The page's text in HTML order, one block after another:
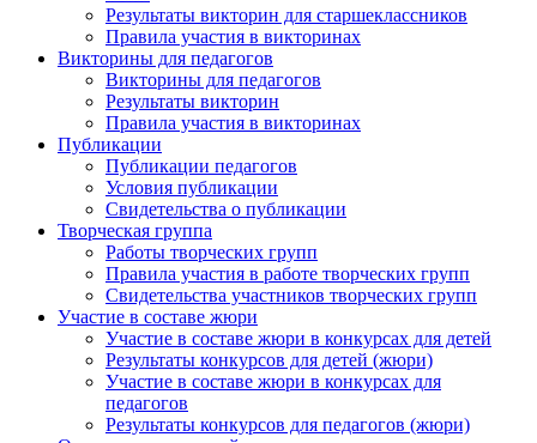
Результаты викторин для старшеклассников
Правила участия в викторинах
Викторины для педагогов
Викторины для педагогов
Результаты викторин
Правила участия в викторинах
Публикации
Публикации педагогов
Условия публикации
Свидетельства о публикации
Творческая группа
Работы творческих групп
Правила участия в работе творческих групп
Свидетельства участников творческих групп
Участие в составе жюри
Участие в составе жюри в конкурсах для детей
Результаты конкурсов для детей (жюри)
Участие в составе жюри в конкурсах для
педагогов
Результаты конкурсов для педагогов (жюри)